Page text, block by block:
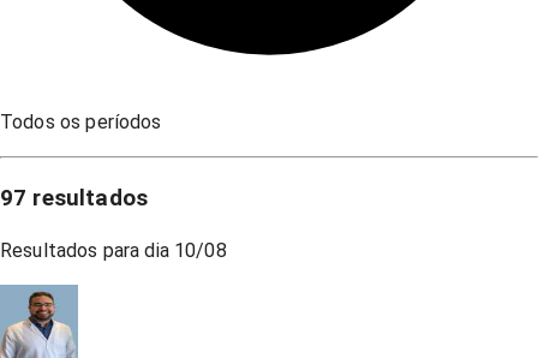
Todos os períodos
97 resultados
Resultados para dia 10/08